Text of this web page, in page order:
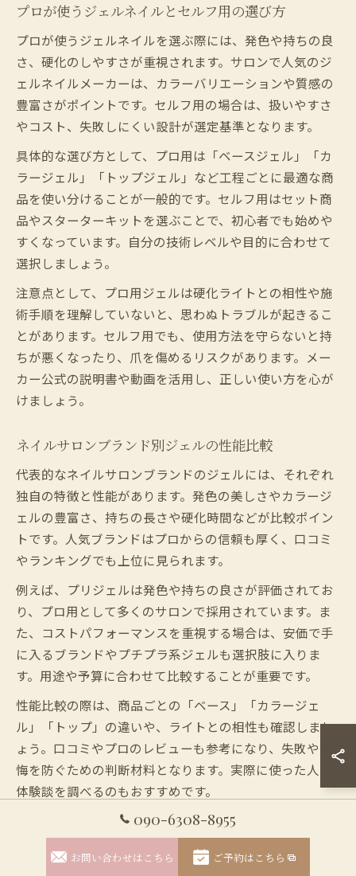
プロが使うジェルネイルとセルフ用の選び方
プロが使うジェルネイルを選ぶ際には、発色や持ちの良
さ、硬化のしやすさが重視されます。サロンで人気のジ
ェルネイルメーカーは、カラーバリエーションや質感の
豊富さがポイントです。セルフ用の場合は、扱いやすさ
やコスト、失敗しにくい設計が選定基準となります。
具体的な選び方として、プロ用は「ベースジェル」「カ
ラージェル」「トップジェル」など工程ごとに最適な商
品を使い分けることが一般的です。セルフ用はセット商
品やスターターキットを選ぶことで、初心者でも始めや
すくなっています。自分の技術レベルや目的に合わせて
選択しましょう。
注意点として、プロ用ジェルは硬化ライトとの相性や施
術手順を理解していないと、思わぬトラブルが起きるこ
とがあります。セルフ用でも、使用方法を守らないと持
ちが悪くなったり、爪を傷めるリスクがあります。メー
カー公式の説明書や動画を活用し、正しい使い方を心が
けましょう。
ネイルサロンブランド別ジェルの性能比較
代表的なネイルサロンブランドのジェルには、それぞれ
独自の特徴と性能があります。発色の美しさやカラージ
ェルの豊富さ、持ちの長さや硬化時間などが比較ポイン
トです。人気ブランドはプロからの信頼も厚く、口コミ
やランキングでも上位に見られます。
例えば、プリジェルは発色や持ちの良さが評価されてお
り、プロ用として多くのサロンで採用されています。ま
た、コストパフォーマンスを重視する場合は、安価で手
に入るブランドやプチプラ系ジェルも選択肢に入りま
す。用途や予算に合わせて比較することが重要です。
性能比較の際は、商品ごとの「ベース」「カラージェ
ル」「トップ」の違いや、ライトとの相性も確認しまし
ょう。口コミやプロのレビューも参考になり、失敗や後
悔を防ぐための判断材料となります。実際に使った人の
体験談を調べるのもおすすめです。
ジェルネイルプロ用とセルフ用の特徴と選び方
ジェルネイルのプロ用は、発色や仕上がりの美しさ、長
090-6308-8955
お問い合わせはこちら ご予約はこちら